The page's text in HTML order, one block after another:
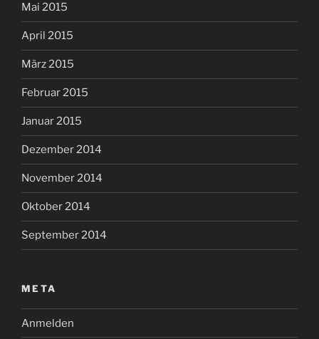
Mai 2015
April 2015
März 2015
Februar 2015
Januar 2015
Dezember 2014
November 2014
Oktober 2014
September 2014
META
Anmelden